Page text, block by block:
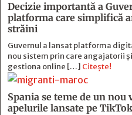
Decizie importantă a
platforma care simplifică
străini
Guvernul a lansat platforma
nou sistem prin care angajatorii
gestiona online […] Citește!
Spania se teme de un
apelurile lansate pe